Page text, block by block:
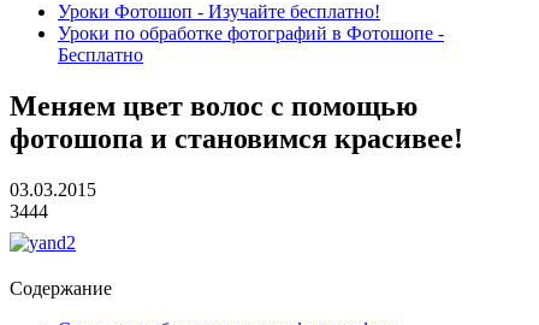
Уроки Фотошоп - Изучайте бесплатно!
Уроки по обработке фотографий в Фотошопе -
Бесплатно
Меняем цвет волос с помощью
фотошопа и становимся красивее!
03.03.2015
3444
Содержание